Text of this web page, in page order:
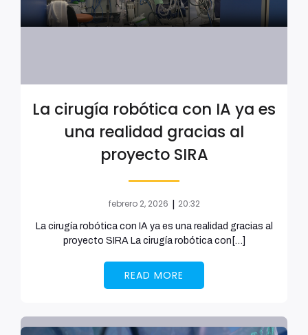
La cirugía robótica con IA ya es
una realidad gracias al
proyecto SIRA
febrero 2, 2026 | 20:32
La cirugía robótica con IA ya es una realidad gracias al
proyecto SIRA La cirugía robótica con[…]
READ MORE